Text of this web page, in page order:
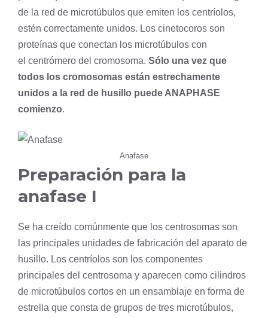
de la red de microtúbulos que emiten los centríolos,
estén correctamente unidos. Los cinetocoros son
proteínas que conectan los microtúbulos con
el centrómero del cromosoma. Sólo una vez que
todos los cromosomas están estrechamente
unidos a la red de husillo puede ANAPHASE
comienzo.
Anafase
Preparación para la
anafase I
Se ha creído comúnmente que los centrosomas son
las principales unidades de fabricación del aparato de
husillo. Los centríolos son los componentes
principales del centrosoma y aparecen como cilindros
de microtúbulos cortos en un ensamblaje en forma de
estrella que consta de grupos de tres microtúbulos,